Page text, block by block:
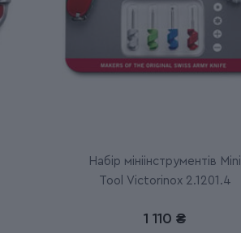
Набір мініінструментів Mini
Tool Victorinox 2.1201.4
1 110 ₴